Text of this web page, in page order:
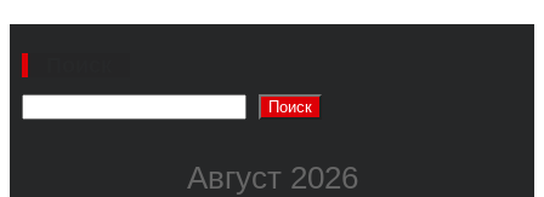
Поиск
Август 2026